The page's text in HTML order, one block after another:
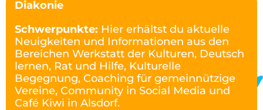
Diakonie
Schwerpunkte: Hier erhältst du aktuelle
Neuigkeiten und Informationen aus den
Bereichen Werkstatt der Kulturen, Deutsch
lernen, Rat und Hilfe, Kulturelle
Begegnung, Coaching für gemeinnützige
Vereine, Community in Social Media und
Café Kiwi in Alsdorf.